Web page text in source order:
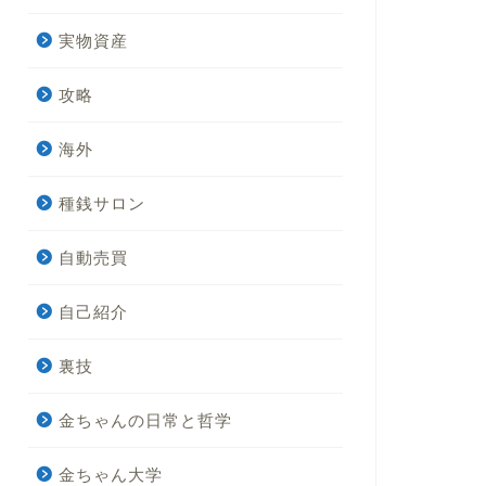
実物資産
攻略
海外
種銭サロン
自動売買
自己紹介
裏技
金ちゃんの日常と哲学
金ちゃん大学